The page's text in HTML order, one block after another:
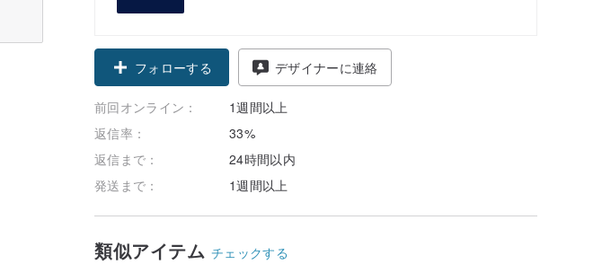
フォローする デザイナーに連絡
前回オンライン：
1週間以上
返信率：
33%
返信まで：
24時間以内
発送まで：
1週間以上
類似アイテム チェックする